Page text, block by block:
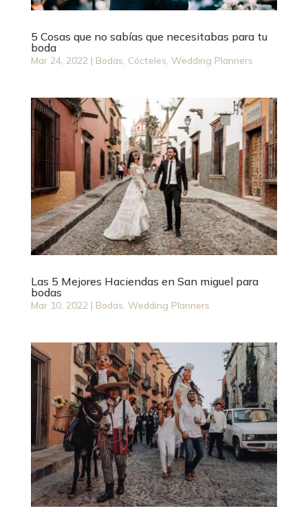
5 Cosas que no sabías que necesitabas para tu
boda
Mar 24, 2022 | Bodas, Cócteles, Wedding Planners
Las 5 Mejores Haciendas en San miguel para
bodas
Mar 10, 2022 | Bodas, Wedding Planners